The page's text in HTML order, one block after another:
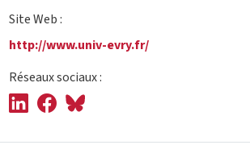
Site Web :
http://www.univ-evry.fr/
Réseaux sociaux :